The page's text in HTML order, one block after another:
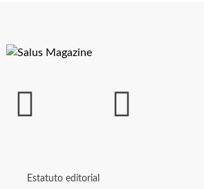
Estatuto editorial